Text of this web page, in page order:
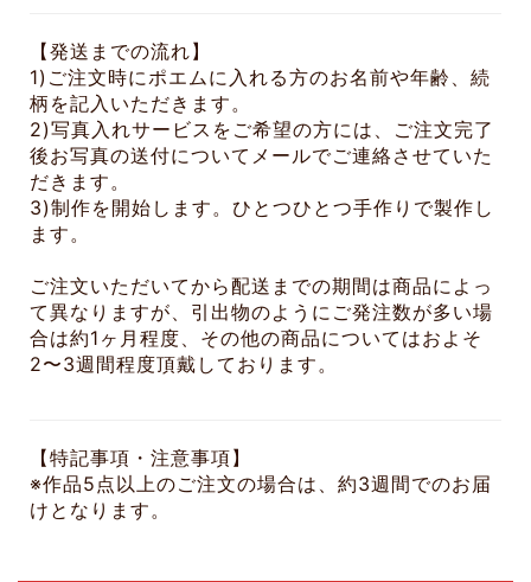
【発送までの流れ】
1)ご注文時にポエムに入れる方のお名前や年齢、続
柄を記入いただきます。
2)写真入れサービスをご希望の方には、ご注文完了
後お写真の送付についてメールでご連絡させていた
だきます。
3)制作を開始します。ひとつひとつ手作りで製作し
ます。
ご注文いただいてから配送までの期間は商品によっ
て異なりますが、引出物のようにご発注数が多い場
合は約1ヶ月程度、その他の商品についてはおよそ
2〜3週間程度頂戴しております。
【特記事項・注意事項】
※作品5点以上のご注文の場合は、約3週間でのお届
けとなります。